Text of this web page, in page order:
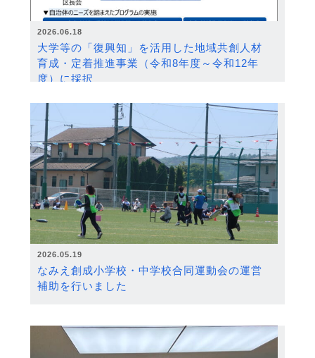
2026.06.18
大学等の「復興知」を活用した地域共創人材
育成・定着推進事業（令和8年度～令和12年
度）に採択
2026.05.19
なみえ創成小学校・中学校合同運動会の運営
補助を行いました